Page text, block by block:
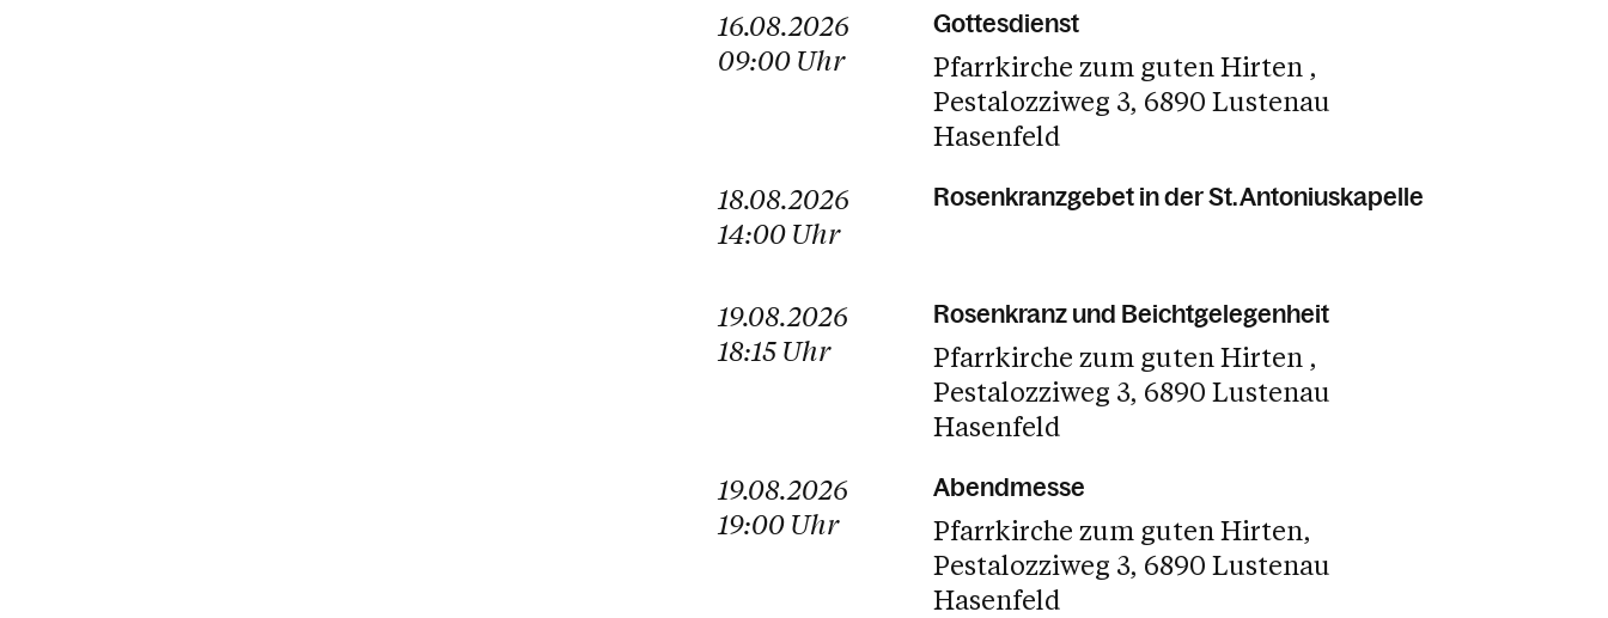
16.08.2026
09:00 Uhr
Gottesdienst
Pfarrkirche zum guten Hirten
Pestalozziweg 3 6890 Lustenau
Hasenfeld
18.08.2026
14:00 Uhr
Rosenkranzgebet in der St. Antoniuskapelle
19.08.2026
18:15 Uhr
Rosenkranz und Beichtgelegenheit
Pfarrkirche zum guten Hirten
Pestalozziweg 3 6890 Lustenau
Hasenfeld
19.08.2026
19:00 Uhr
Abendmesse
Pfarrkirche zum guten Hirten
Pestalozziweg 3 6890 Lustenau
Hasenfeld